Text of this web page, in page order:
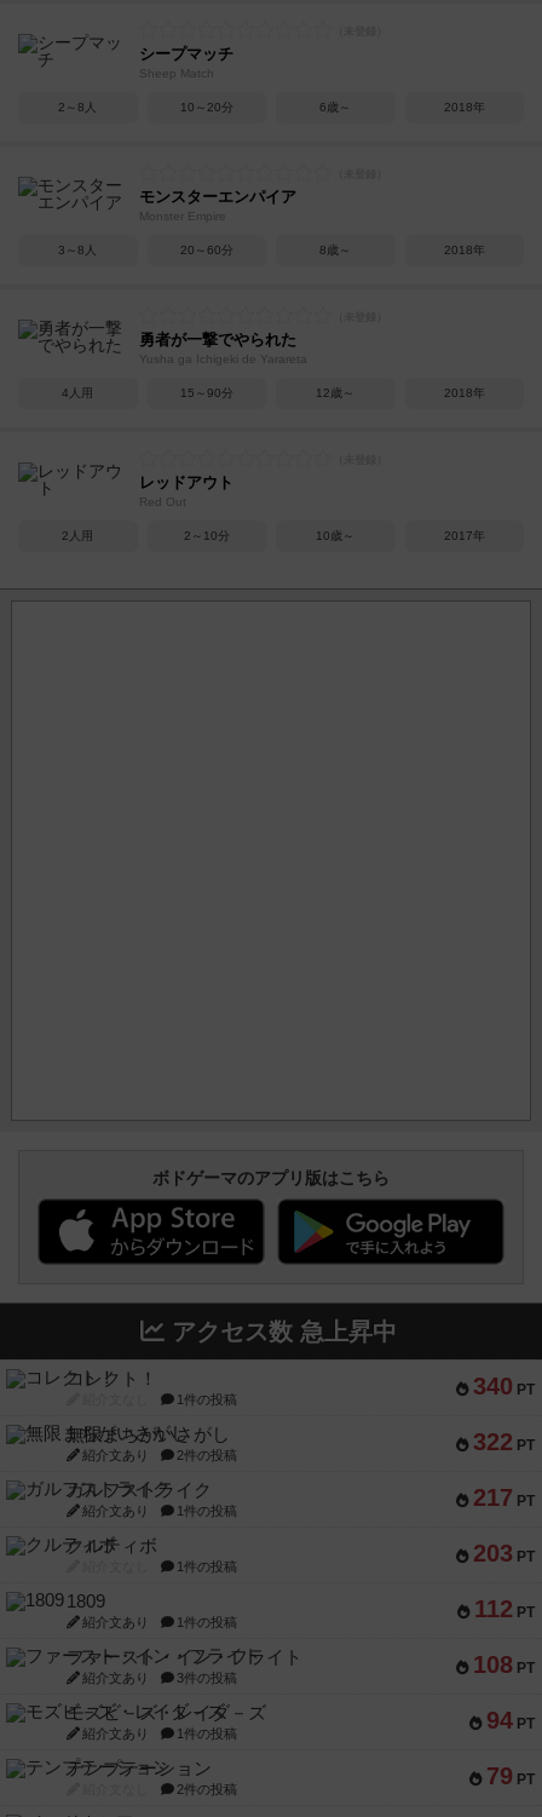
シープマッチ
Sheep Match
2～8人 10～20分 6歳～ 2018年
モンスターエンパイア
Monster Empire
3～8人 20～60分 8歳～ 2018年
勇者が一撃でやられた
Yusha ga Ichigeki de Yarareta
4人用 15～90分 12歳～ 2018年
レッドアウト
Red Out
2人用 2～10分 10歳～ 2017年
ボドゲーマのアプリ版はこちら
アクセス数 急上昇中
340 PT
コレクト！
1件の投稿
322 PT
無限まちがいさがし
紹介文あり 2件の投稿
217 PT
ガルフストライク
紹介文あり 1件の投稿
203 PT
クルティボ
1件の投稿
112 PT
1809
紹介文あり 1件の投稿
108 PT
ファースト・イン・フライト
紹介文あり 3件の投稿
94 PT
モズビ－ズ・レイダ－ズ
紹介文あり 1件の投稿
79 PT
テンプテーション
2件の投稿